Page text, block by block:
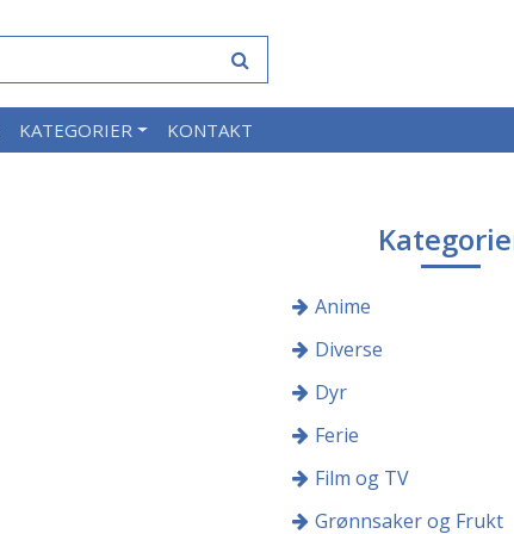
KATEGORIER KONTAKT
Anime
Diverse
Dyr
Ferie
Film og TV
Grønnsaker og Frukt